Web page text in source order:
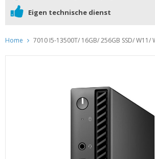
Eigen technische dienst
Home 7010 I5-13500T/ 16GB/ 256GB SSD/ W11/